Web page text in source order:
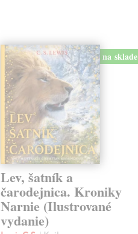
na sklade
Lev, šatník a
čarodejnica. Kroniky
Narnie (Ilustrované
vydanie)